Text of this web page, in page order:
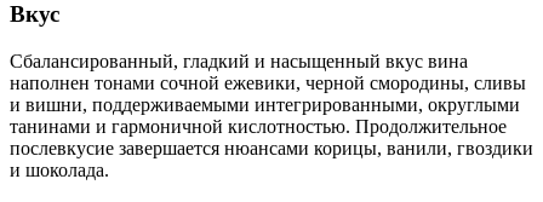
Вкус
Сбалансированный, гладкий и насыщенный вкус вина
наполнен тонами сочной ежевики, черной смородины, сливы
и вишни, поддерживаемыми интегрированными, округлыми
танинами и гармоничной кислотностью. Продолжительное
послевкусие завершается нюансами корицы, ванили, гвоздики
и шоколада.